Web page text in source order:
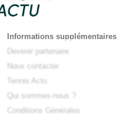
Informations supplémentaires
Devenir partenaire
Nous contacter
Tennis Actu
Qui sommes-nous ?
Conditions Générales